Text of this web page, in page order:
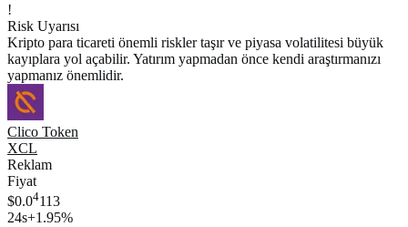
!
Risk Uyarısı
Kripto para ticareti önemli riskler taşır ve piyasa volatilitesi büyük
kayıplara yol açabilir. Yatırım yapmadan önce kendi araştırmanızı
yapmanız önemlidir.
Clico Token
XCL
Reklam
Fiyat
$0.04113
24s+1.95%